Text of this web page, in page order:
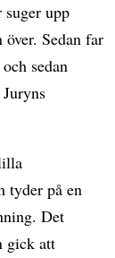
upp
Sedan far
sedan
tyder på en
Det
gick att